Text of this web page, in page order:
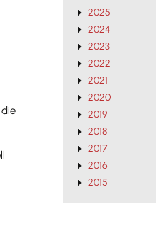
2025
2024
2023
2022
2021
2020
2019
2018
2017
2016
2015